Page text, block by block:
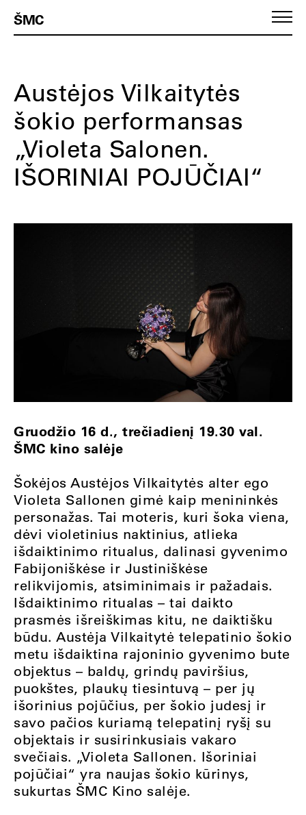
ŠMC
Austėjos Vilkaitytės
šokio performansas
„Violeta Salonen.
IŠORINIAI POJŪČIAI“
Gruodžio 16 d., trečiadienį 19.30 val.
ŠMC kino salėje
Šokėjos Austėjos Vilkaitytės alter ego
Violeta Sallonen gimė kaip menininkės
personažas. Tai moteris, kuri šoka viena,
dėvi violetinius naktinius, atlieka
išdaiktinimo ritualus, dalinasi gyvenimo
Fabijoniškėse ir Justiniškėse
relikvijomis, atsiminimais ir pažadais.
Išdaiktinimo ritualas – tai daikto
prasmės išreiškimas kitu, ne daiktišku
būdu. Austėja Vilkaitytė telepatinio šokio
metu išdaiktina rajoninio gyvenimo bute
objektus – baldų, grindų paviršius,
puokštes, plaukų tiesintuvą – per jų
išorinius pojūčius, per šokio judesį ir
savo pačios kuriamą telepatinį ryšį su
objektais ir susirinkusiais vakaro
svečiais. „Violeta Sallonen. Išoriniai
pojūčiai“ yra naujas šokio kūrinys,
sukurtas ŠMC Kino salėje.